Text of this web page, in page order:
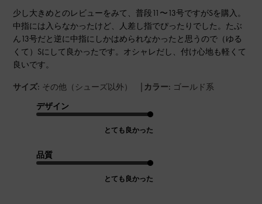
少し大きめとのレビューをみて、普段11〜13号ですがSを購入。
中指には入らなかったけど、人差し指でぴったりでした。たぶ
ん13号だと逆に中指にしかはめられなかったと思うので（ゆる
くて）Sにして良かったです。オシャレだし、付け心地も軽くて
良いです。
サイズ: その他（シューズ以外） | カラー: ゴールド系
デザイン
とても良かった
品質
とても良かった